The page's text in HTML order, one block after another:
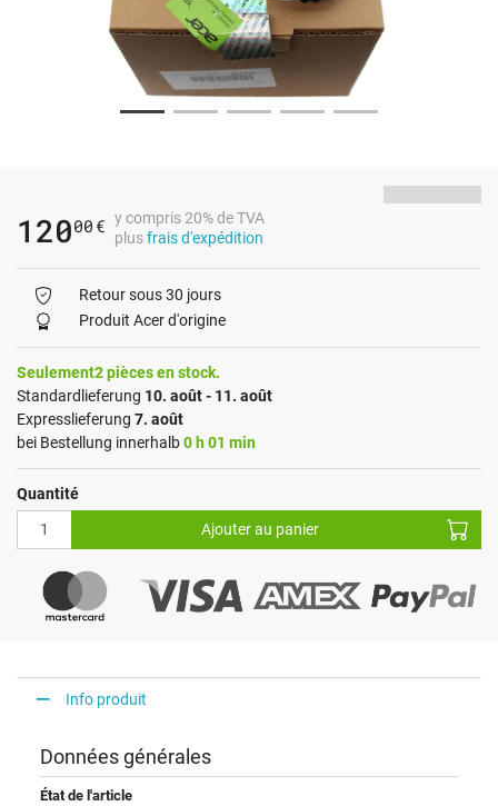
12000 € y compris 20% de TVA
plusfrais d'expédition
Retour sous 30 jours
Produit Acer d'origine
Seulement2 pièces en stock.
Standardlieferung 10. août - 11. août
Expresslieferung 7. août
bei Bestellung innerhalb0 h 01 min
Quantité
Ajouter au panier
Info produit
Données générales
État de l'article